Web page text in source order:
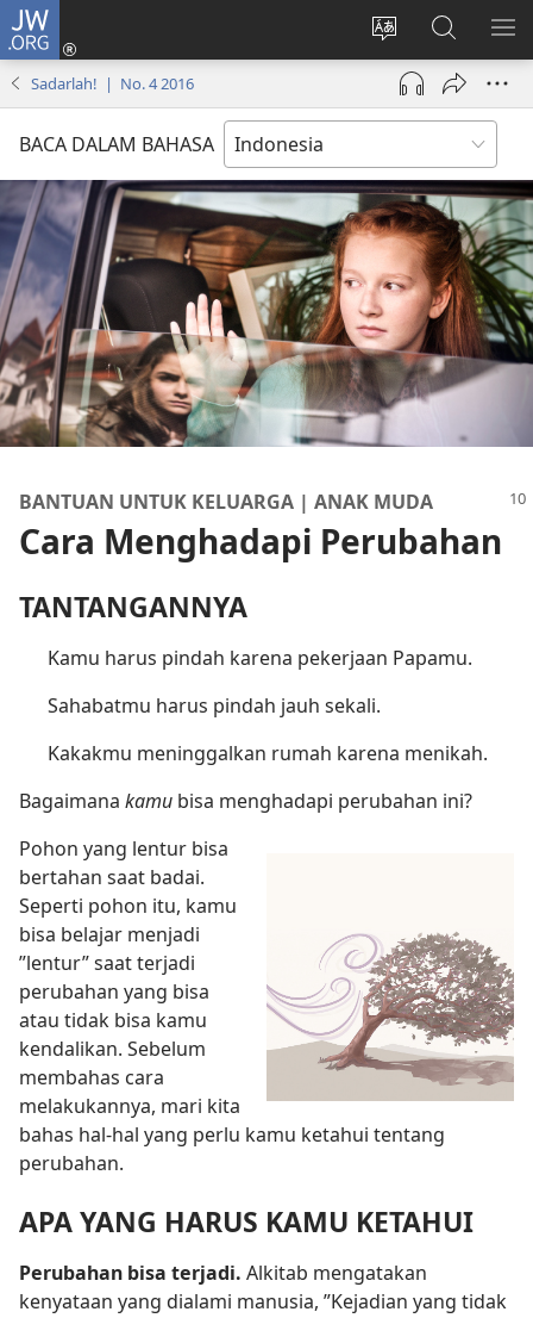
JW.ORG
Ganti
bahasa
situs
Log
(terbuka
window
Cari
di
JW.ORG
Sadarlah! | No. 4 2016
BACA DALAM BAHASA
BANTUAN UNTUK KELUARGA | ANAK MUDA
Cara Menghadapi Perubahan
TANTANGANNYA
Kamu harus pindah karena pekerjaan Papamu.
Sahabatmu harus pindah jauh sekali.
Kakakmu meninggalkan rumah karena menikah.
Bagaimana kamu bisa menghadapi perubahan ini?
Pohon yang lentur bisa
bertahan saat badai.
Seperti pohon itu, kamu
bisa belajar menjadi
”lentur” saat terjadi
perubahan yang bisa
atau tidak bisa kamu
kendalikan. Sebelum
membahas cara
melakukannya, mari kita
bahas hal-hal yang perlu kamu ketahui tentang
perubahan.
APA YANG HARUS KAMU KETAHUI
Perubahan bisa terjadi. Alkitab mengatakan
kenyataan yang dialami manusia, ”Kejadian yang tidak